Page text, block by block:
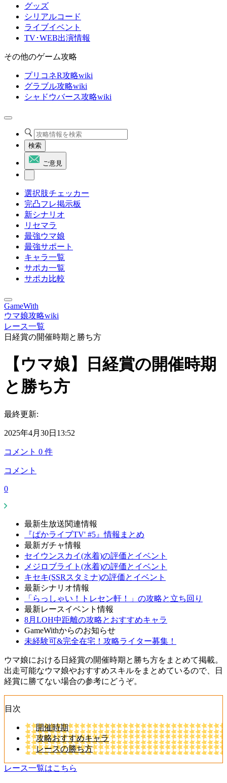
グッズ
シリアルコード
ライブイベント
TV･WEB出演情報
その他のゲーム攻略
プリコネR攻略wiki
グラブル攻略wiki
シャドウバース攻略wiki
検索
ご意見
選択肢チェッカー
完凸フレ掲示板
新シナリオ
リセマラ
最強ウマ娘
最強サポート
キャラ一覧
サポカ一覧
サポカ比較
GameWith
ウマ娘攻略wiki
レース一覧
日経賞の開催時期と勝ち方
【ウマ娘】日経賞の開催時期
と勝ち方
最終更新:
2025年4月30日13:52
コメント 0 件
コメント
0
最新生放送関連情報
『ぱかライブTV' #5』情報まとめ
最新ガチャ情報
セイウンスカイ(水着)の評価とイベント
メジロブライト(水着)の評価とイベント
キセキ(SSRスタミナ)の評価とイベント
最新シナリオ情報
「らっしゃい！トレセン軒！」の攻略と立ち回り
最新レースイベント情報
8月LOH中距離の攻略とおすすめキャラ
GameWithからのお知らせ
未経験可&完全在宅！攻略ライター募集！
ウマ娘における日経賞の開催時期と勝ち方をまとめて掲載。
出走可能なウマ娘やおすすめスキルをまとめているので、日
経賞に勝てない場合の参考にどうぞ。
目次
開催時期
攻略おすすめキャラ
レースの勝ち方
レース一覧はこちら